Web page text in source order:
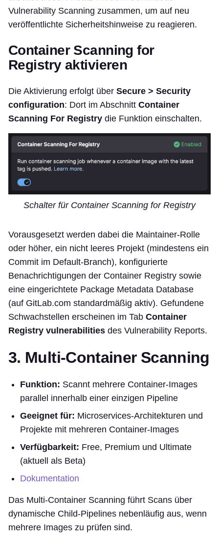
Vulnerability Scanning zusammen, um auf neu
veröffentlichte Sicherheitshinweise zu reagieren.
Container Scanning for
Registry aktivieren
Die Aktivierung erfolgt über Secure > Security
configuration: Dort im Abschnitt Container
Scanning For Registry die Funktion einschalten.
Schalter für Container Scanning for Registry
Vorausgesetzt werden dabei die Maintainer-Rolle
oder höher, ein nicht leeres Projekt (mindestens ein
Commit im Default-Branch), konfigurierte
Benachrichtigungen der Container Registry sowie
eine eingerichtete Package Metadata Database
(auf GitLab.com standardmäßig aktiv). Gefundene
Schwachstellen erscheinen im Tab Container
Registry vulnerabilities des Vulnerability Reports.
3. Multi-Container Scanning
Funktion: Scannt mehrere Container-Images
parallel innerhalb einer einzigen Pipeline
Geeignet für: Microservices-Architekturen und
Projekte mit mehreren Container-Images
Verfügbarkeit: Free, Premium und Ultimate
(aktuell als Beta)
Dokumentation
Das Multi-Container Scanning führt Scans über
dynamische Child-Pipelines nebenläufig aus, wenn
mehrere Images zu prüfen sind.